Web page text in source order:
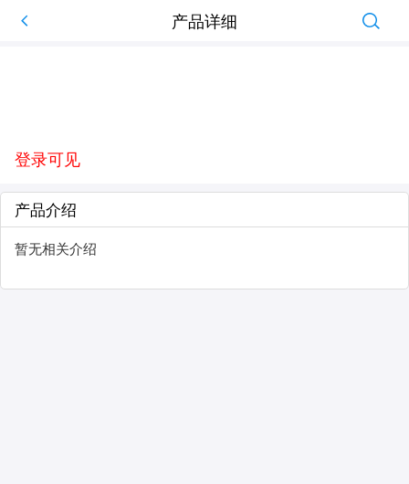
产品详细
登录可见
产品介绍
暂无相关介绍